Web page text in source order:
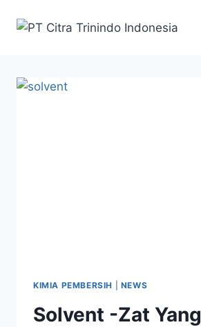
KIMIA PEMBERSIH NEWS
Solvent -Zat Yang